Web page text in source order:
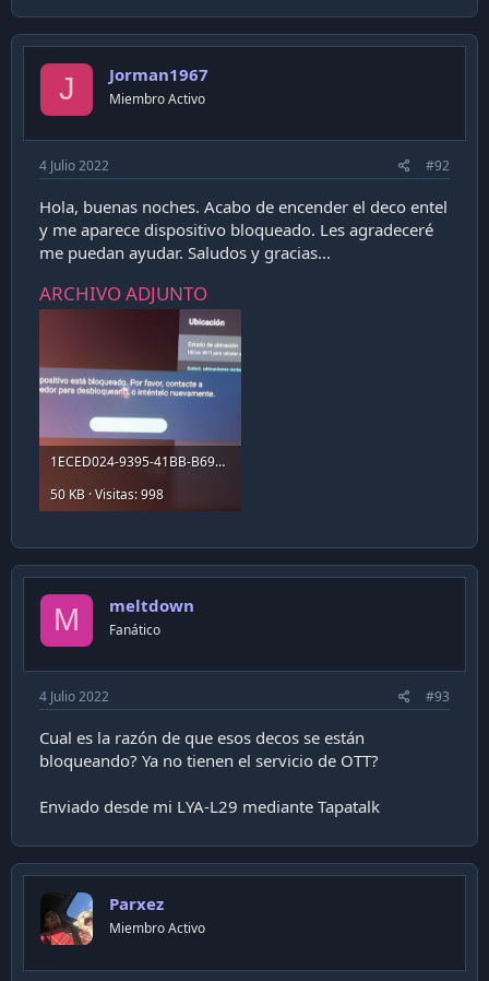
J Jorman1967
Miembro Activo
4 Julio 2022 #92
Hola, buenas noches. Acabo de encender el deco entel
y me aparece dispositivo bloqueado. Les agradeceré
me puedan ayudar. Saludos y gracias...
ARCHIVO ADJUNTO
1ECED024-9395-41BB-B691-0E525D8AB02D[2887].JPG
50 KB · Visitas: 998
M meltdown
Fanático
4 Julio 2022 #93
Cual es la razón de que esos decos se están
bloqueando? Ya no tienen el servicio de OTT?
Enviado desde mi LYA-L29 mediante Tapatalk
Parxez
Miembro Activo